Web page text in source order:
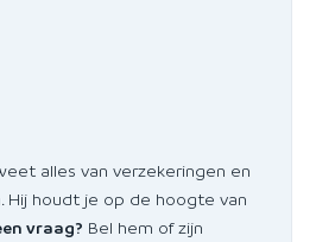
alles van verzekeringen en
Hij houdt je op de hoogte van
vraag? Bel hem of zijn